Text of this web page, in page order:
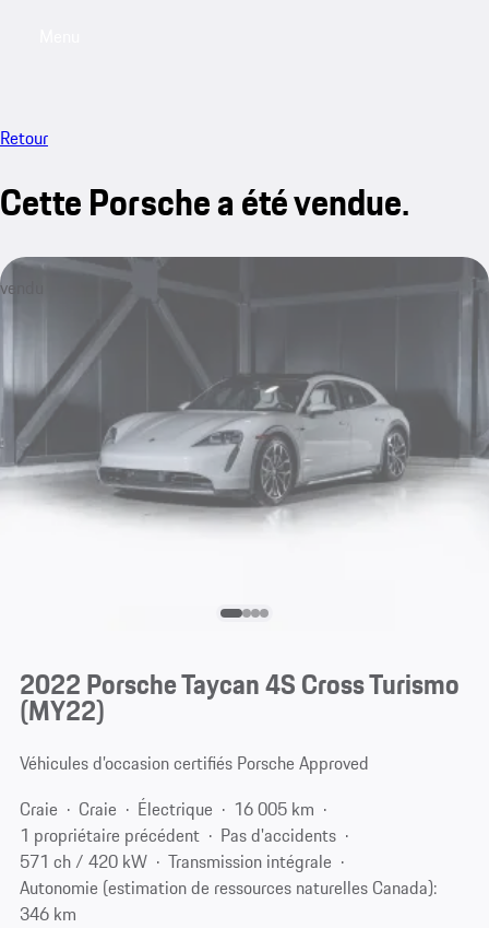
Retour
Cette Porsche a été vendue.
vendu
2022 Porsche Taycan 4S Cross Turismo
(MY22)
Véhicules d’occasion certifiés Porsche Approved
Craie
Craie Électrique
16 005 km
1 propriétaire précédent
Pas d'accidents
571 ch / 420 kW
Transmission intégrale
Autonomie (estimation de ressources naturelles Canada):
346 km